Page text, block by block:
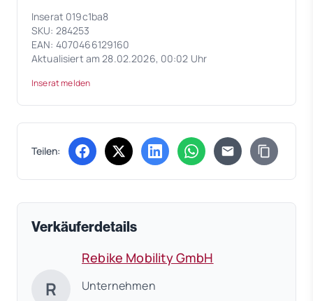
Inserat 019c1ba8
SKU: 284253
EAN: 4070466129160
Aktualisiert am 28.02.2026, 00:02 Uhr
Inserat melden
Teilen: (öffnet in neuem Tab)
(öffnet in neuem Tab)
(öffnet in neuem Tab)
(öffnet in neuem Tab)
Verkäuferdetails
R
Rebike Mobility GmbH
Unternehmen